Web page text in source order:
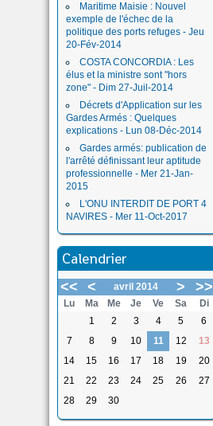
Maritime Maisie : Nouvel
exemple de l'échec de la
politique des ports refuges - Jeu
20-Fév-2014
COSTA CONCORDIA : Les
élus et la ministre sont "hors
zone" - Dim 27-Juil-2014
Décrets d'Application sur les
Gardes Armés : Quelques
explications - Lun 08-Déc-2014
Gardes armés: publication de
l'arrêté définissant leur aptitude
professionnelle - Mer 21-Jan-
2015
L'ONU INTERDIT DE PORT 4
NAVIRES - Mer 11-Oct-2017
Calendrier
<< < avril 2014 > >>
Lu Ma Me Je Ve Sa
Di
1
2 3 4 5
6
7
8 9 10 11 12
13
14
15 16 17 18 19
20
21
22 23 24 25 26
27
28
29 30